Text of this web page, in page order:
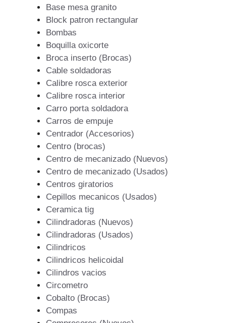
Base mesa granito
Block patron rectangular
Bombas
Boquilla oxicorte
Broca inserto (Brocas)
Cable soldadoras
Calibre rosca exterior
Calibre rosca interior
Carro porta soldadora
Carros de empuje
Centrador (Accesorios)
Centro (brocas)
Centro de mecanizado (Nuevos)
Centro de mecanizado (Usados)
Centros giratorios
Cepillos mecanicos (Usados)
Ceramica tig
Cilindradoras (Nuevos)
Cilindradoras (Usados)
Cilindricos
Cilindricos helicoidal
Cilindros vacios
Circometro
Cobalto (Brocas)
Compas